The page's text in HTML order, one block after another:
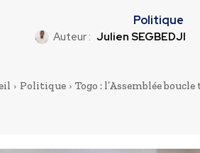
Politique
Auteur : Julien SEGBEDJI
Politique Togo : l’Assemblée